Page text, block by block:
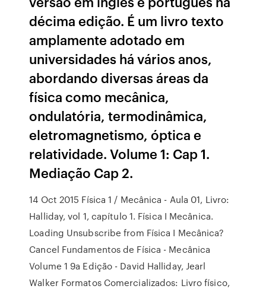
décima edição. É um livro texto
amplamente adotado em
universidades há vários anos,
abordando diversas áreas da
física como mecânica,
ondulatória, termodinâmica,
eletromagnetismo, óptica e
relatividade. Volume 1: Cap 1.
Mediação Cap 2.
14 Oct 2015 Física 1 / Mecânica - Aula 01, Livro:
Halliday, vol 1, capítulo 1. Física I Mecânica.
Loading Unsubscribe from Física I Mecânica?
Cancel Fundamentos de Física - Mecânica
Volume 1 9a Edição - David Halliday, Jearl
Walker Formatos Comercializados: Livro físico,